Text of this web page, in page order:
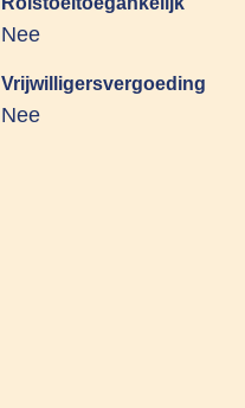
Nee
Vrijwilligersvergoeding
Nee